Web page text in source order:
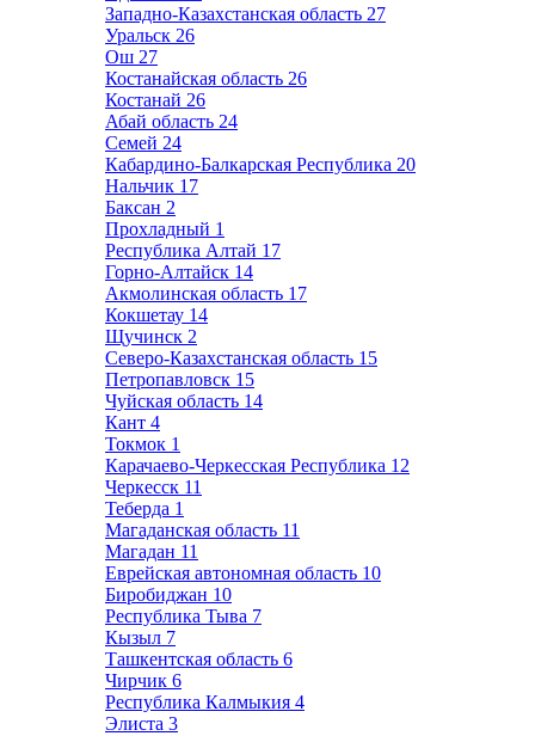
Западно-Казахстанская область 27
Уральск 26
Ош 27
Костанайская область 26
Костанай 26
Абай область 24
Семей 24
Кабардино-Балкарская Республика 20
Нальчик 17
Баксан 2
Прохладный 1
Республика Алтай 17
Горно-Алтайск 14
Акмолинская область 17
Кокшетау 14
Щучинск 2
Северо-Казахстанская область 15
Петропавловск 15
Чуйская область 14
Кант 4
Токмок 1
Карачаево-Черкесская Республика 12
Черкесск 11
Теберда 1
Магаданская область 11
Магадан 11
Еврейская автономная область 10
Биробиджан 10
Республика Тыва 7
Кызыл 7
Ташкентская область 6
Чирчик 6
Республика Калмыкия 4
Элиста 3